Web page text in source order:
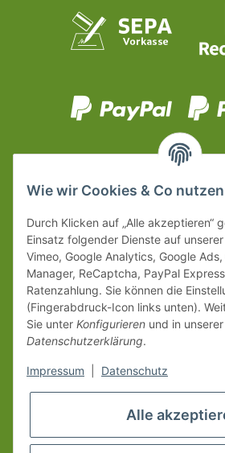
Wie wir Cookies & Co nutzen
Durch Klicken auf „Alle akzeptieren“
Einsatz folgender Dienste auf
Vimeo, Google Analytics, Google
Manager, ReCaptcha, PayPal
Ratenzahlung. Sie können die
(Fingerabdruck-Icon links unten).
Sie unter Konfigurieren und in unserer
Datenschutzerklärung.
Impressum Datenschutz
Alle